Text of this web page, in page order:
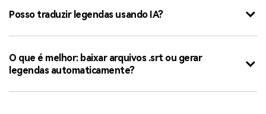
Posso traduzir legendas usando IA?
O que é melhor: baixar arquivos .srt ou gerar
legendas automaticamente?